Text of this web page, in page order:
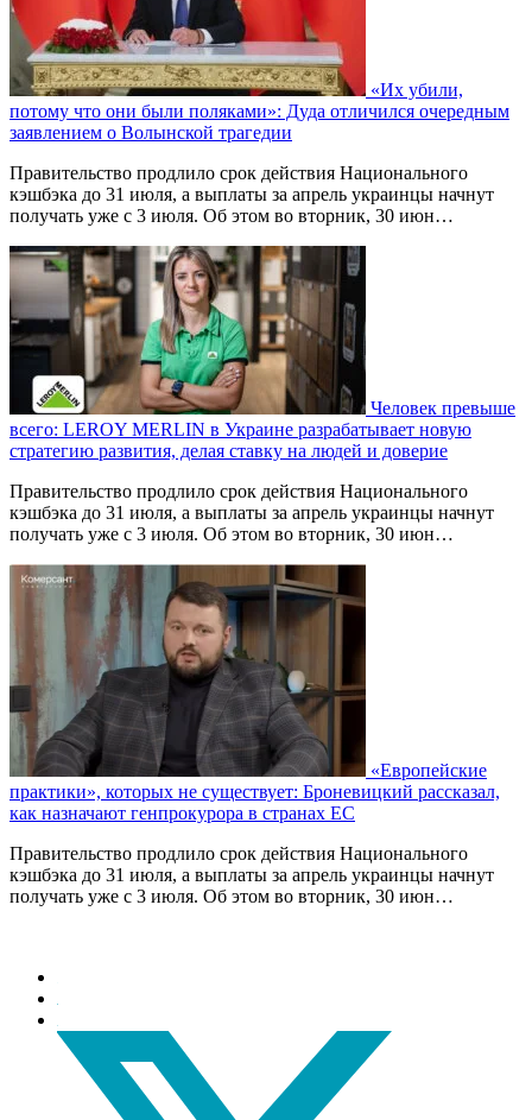
«Их убили,
потому что они были поляками»: Дуда отличился очередным
заявлением о Волынской трагедии
Правительство продлило срок действия Национального
кэшбэка до 31 июля, а выплаты за апрель украинцы начнут
получать уже с 3 июля. Об этом во вторник, 30 июн…
Человек превыше
всего: LEROY MERLIN в Украине разрабатывает новую
стратегию развития, делая ставку на людей и доверие
Правительство продлило срок действия Национального
кэшбэка до 31 июля, а выплаты за апрель украинцы начнут
получать уже с 3 июля. Об этом во вторник, 30 июн…
«Европейские
практики», которых не существует: Броневицкий рассказал,
как назначают генпрокурора в странах ЕС
Правительство продлило срок действия Национального
кэшбэка до 31 июля, а выплаты за апрель украинцы начнут
получать уже с 3 июля. Об этом во вторник, 30 июн…